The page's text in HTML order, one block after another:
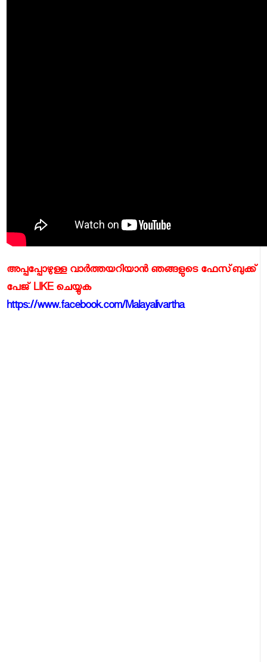
അപ്പപ്പോഴുള്ള വാര്‍ത്തയറിയാന്‍ ഞങ്ങളുടെ ഫേസ്‌ബുക്ക്‌
പേജ് LIKE ചെയ്യുക
https://www.facebook.com/Malayalivartha